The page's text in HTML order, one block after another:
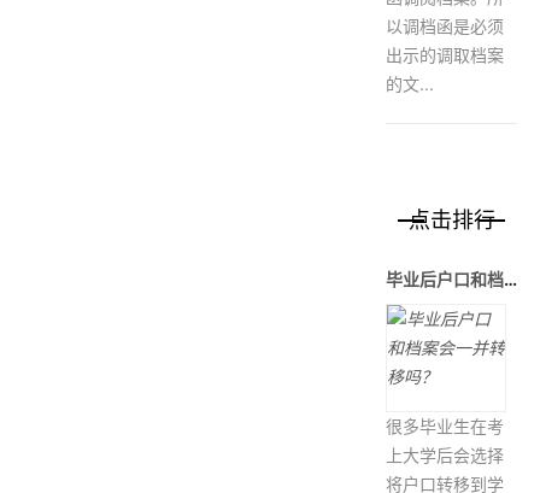
以调档函是必须
出示的调取档案
的文...
点击排行
毕业后户口和档案会一并转移吗？
很多毕业生在考
上大学后会选择
将户口转移到学